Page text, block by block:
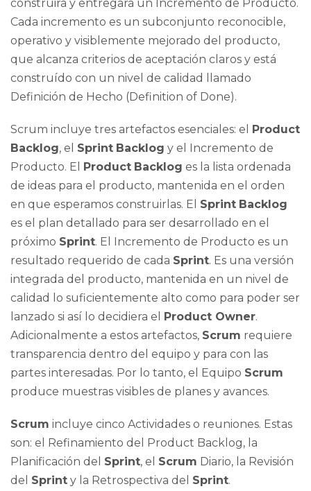
construirá y entregará un Incremento de Producto.
Cada incremento es un subconjunto reconocible,
operativo y visiblemente mejorado del producto,
que alcanza criterios de aceptación claros y está
construído con un nivel de calidad llamado
Definición de Hecho (Definition of Done).
Scrum incluye tres artefactos esenciales: el
Product
Backlog, el Sprint Backlog y el Incremento de
Producto. El
Product Backlog es la lista ordenada
de ideas para el producto, mantenida en el orden
en que esperamos construirlas. El Sprint Backlog
es el plan detallado para ser desarrollado en el
próximo Sprint. El Incremento de Producto es un
resultado requerido de cada Sprint. Es una versión
integrada del producto, mantenida en un nivel de
calidad lo suficientemente alto como para poder ser
lanzado si así lo decidiera el
Product Owner.
Adicionalmente a estos artefactos, Scrum requiere
transparencia dentro del equipo y para con las
partes interesadas. Por lo tanto, el Equipo Scrum
produce muestras visibles de planes y avances.
Scrum incluye cinco Actividades o reuniones. Estas
son: el Refinamiento del Product Backlog, la
Planificación del Sprint, el Scrum Diario, la Revisión
del Sprint y la Retrospectiva del Sprint.